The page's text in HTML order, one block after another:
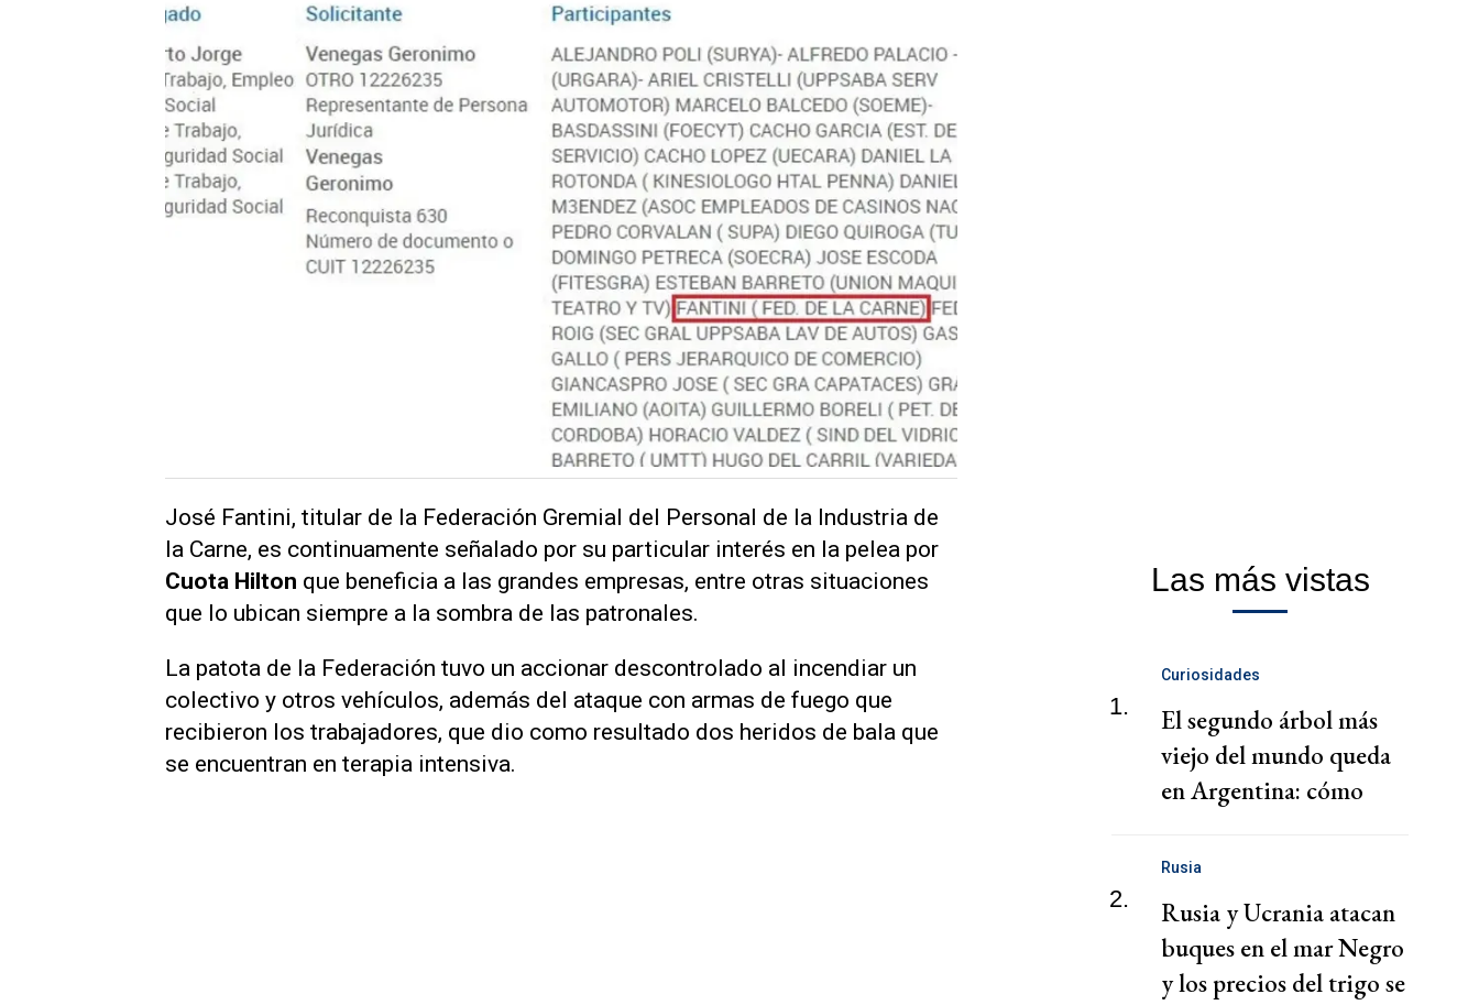
José Fantini, titular de la Federación Gremial del Personal de la Industria de
la Carne, es continuamente señalado por su particular interés en la pelea por
Cuota Hilton que beneficia a las grandes empresas, entre otras situaciones
que lo ubican siempre a la sombra de las patronales.
La patota de la Federación tuvo un accionar descontrolado al incendiar un
colectivo y otros vehículos, además del ataque con armas de fuego que
recibieron los trabajadores, que dio como resultado dos heridos de bala que
se encuentran en terapia intensiva.
Las más vistas
1.
Curiosidades
El segundo árbol más
viejo del mundo queda
en Argentina: cómo
2.
Rusia
Rusia y Ucrania atacan
buques en el mar Negro
y los precios del trigo se